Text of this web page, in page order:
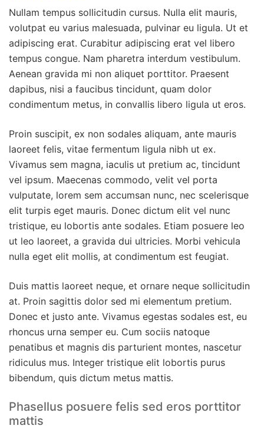
Nullam tempus sollicitudin cursus. Nulla elit mauris,
volutpat eu varius malesuada, pulvinar eu ligula. Ut et
adipiscing erat. Curabitur adipiscing erat vel libero
tempus congue. Nam pharetra interdum vestibulum.
Aenean gravida mi non aliquet porttitor. Praesent
dapibus, nisi a faucibus tincidunt, quam dolor
condimentum metus, in convallis libero ligula ut eros.
Proin suscipit, ex non sodales aliquam, ante mauris
laoreet felis, vitae fermentum ligula nibh ut ex.
Vivamus sem magna, iaculis ut pretium ac, tincidunt
vel ipsum. Maecenas commodo, velit vel porta
vulputate, lorem sem accumsan nunc, nec scelerisque
elit turpis eget mauris. Donec dictum elit vel nunc
tristique, eu lobortis ante sodales. Etiam posuere leo
ut leo laoreet, a gravida dui ultricies. Morbi vehicula
nulla eget elit mollis, at condimentum est feugiat.
Duis mattis laoreet neque, et ornare neque sollicitudin
at. Proin sagittis dolor sed mi elementum pretium.
Donec et justo ante. Vivamus egestas sodales est, eu
rhoncus urna semper eu. Cum sociis natoque
penatibus et magnis dis parturient montes, nascetur
ridiculus mus. Integer tristique elit lobortis purus
bibendum, quis dictum metus mattis.
Phasellus posuere felis sed eros porttitor
mattis